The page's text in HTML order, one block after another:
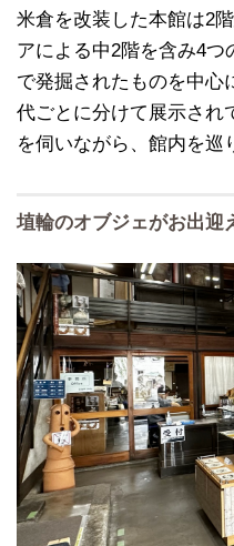
米倉を改装した本館は2
アによる中2階を含み4
で発掘されたものを中心
代ごとに分けて展示され
を伺いながら、館内を巡
埴輪のオブジェがお出迎